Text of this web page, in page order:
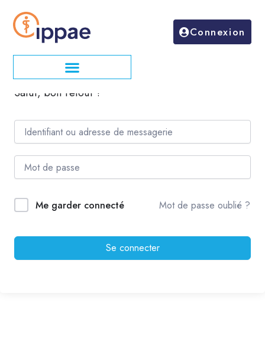
contenu
Connexion
Salut, bon retour !
Me garder connecté Mot de passe oublié ?
Se connecter